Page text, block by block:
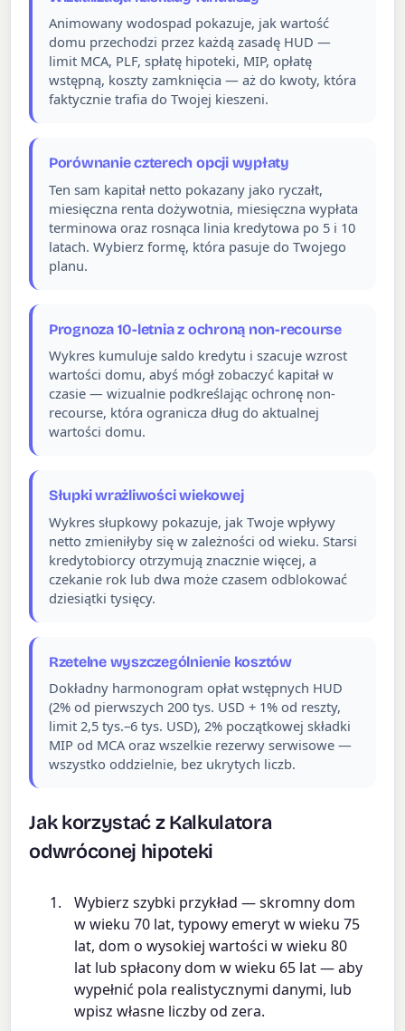
Animowany wodospad pokazuje, jak wartość
domu przechodzi przez każdą zasadę HUD —
limit MCA, PLF, spłatę hipoteki, MIP, opłatę
wstępną, koszty zamknięcia — aż do kwoty, która
faktycznie trafia do Twojej kieszeni.
Porównanie czterech opcji wypłaty
Ten sam kapitał netto pokazany jako ryczałt,
miesięczna renta dożywotnia, miesięczna wypłata
terminowa oraz rosnąca linia kredytowa po 5 i 10
latach. Wybierz formę, która pasuje do Twojego
planu.
Prognoza 10-letnia z ochroną non-recourse
Wykres kumuluje saldo kredytu i szacuje wzrost
wartości domu, abyś mógł zobaczyć kapitał w
czasie — wizualnie podkreślając ochronę non-
recourse, która ogranicza dług do aktualnej
wartości domu.
Słupki wrażliwości wiekowej
Wykres słupkowy pokazuje, jak Twoje wpływy
netto zmieniłyby się w zależności od wieku. Starsi
kredytobiorcy otrzymują znacznie więcej, a
czekanie rok lub dwa może czasem odblokować
dziesiątki tysięcy.
Rzetelne wyszczególnienie kosztów
Dokładny harmonogram opłat wstępnych HUD
(2% od pierwszych 200 tys. USD + 1% od reszty,
limit 2,5 tys.–6 tys. USD), 2% początkowej składki
MIP od MCA oraz wszelkie rezerwy serwisowe —
wszystko oddzielnie, bez ukrytych liczb.
Jak korzystać z Kalkulatora
odwróconej hipoteki
Wybierz szybki przykład — skromny dom
w wieku 70 lat, typowy emeryt w wieku 75
lat, dom o wysokiej wartości w wieku 80
lat lub spłacony dom w wieku 65 lat — aby
wypełnić pola realistycznymi danymi, lub
wpisz własne liczby od zera.